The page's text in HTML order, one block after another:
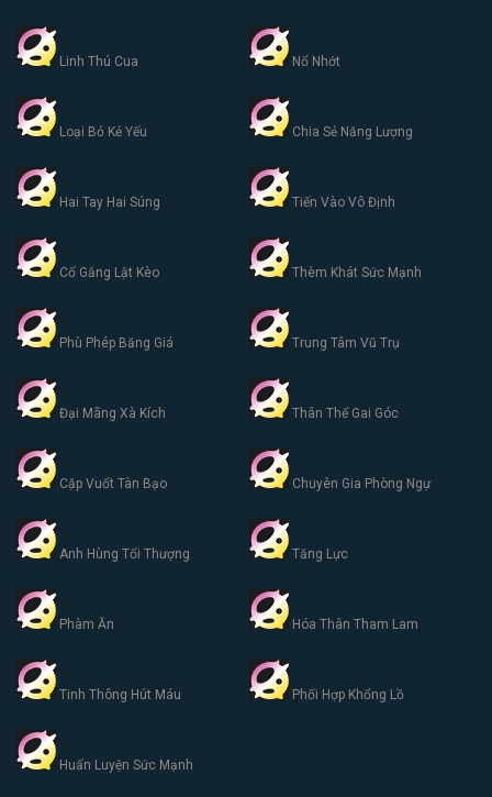
Linh Thú Cua Nổ Nhớt
Loại Bỏ Kẻ Yếu Chia Sẻ Năng Lượng
Hai Tay Hai Súng Tiến Vào Vô Định
Cố Gắng Lật Kèo Thèm Khát Sức Mạnh
Phù Phép Băng Giá Trung Tâm Vũ Trụ
Đại Mãng Xà Kích Thân Thể Gai Góc
Cặp Vuốt Tàn Bạo Chuyên Gia Phòng Ngự
Anh Hùng Tối Thượng Tăng Lực
Phàm Ăn Hóa Thân Tham Lam
Tinh Thông Hút Máu Phối Hợp Khổng Lồ
Huấn Luyện Sức Mạnh